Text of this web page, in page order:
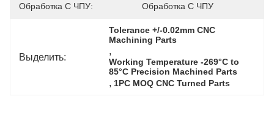
Обработка С ЧПУ: Обработка С ЧПУ
Выделить:
Tolerance +/-0.02mm CNC
Machining Parts
,
Working Temperature -269°C to
85°C Precision Machined Parts
, 1PC MOQ CNC Turned Parts